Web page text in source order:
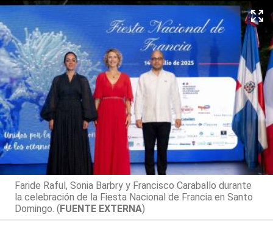
Faride Raful, Sonia Barbry y Francisco Caraballo durante
la celebración de la Fiesta Nacional de Francia en Santo
Domingo. (FUENTE EXTERNA)